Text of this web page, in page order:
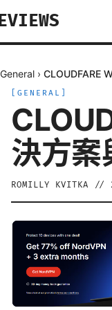
General › CLOUDFARE
GENERAL
決方案
ROMILLY KVITKA //